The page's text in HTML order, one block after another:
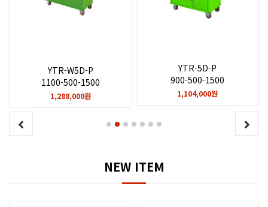
YTR-W5D-P
1100-500-1500
1,288,000원
YTR-5D-P
900-500-1500
1,104,000원
NEW ITEM